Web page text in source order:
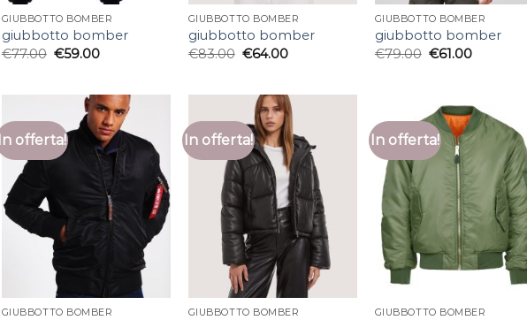
GIUBBOTTO BOMBER
giubbotto bomber
€77.00 €59.00
GIUBBOTTO BOMBER
giubbotto bomber
€83.00 €64.00
GIUBBOTTO BOMBER
giubbotto bomber
€79.00 €61.00
In offerta!
GIUBBOTTO BOMBER
In offerta!
GIUBBOTTO BOMBER
In offerta!
GIUBBOTTO BOMBER